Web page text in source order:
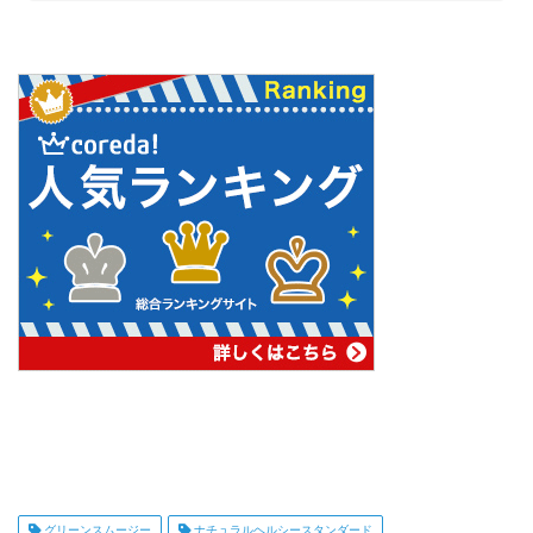
グリーンスムージー ナチュラルヘルシースタンダード